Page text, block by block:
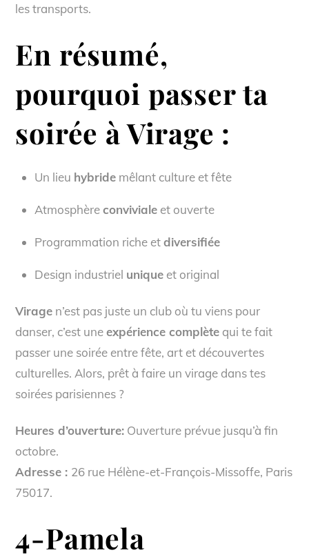
les transports.
En résumé,
pourquoi passer ta
soirée à Virage :
Un lieu hybridemêlant culture et fête
Atmosphèreconvivialeet ouverte
Programmation riche etdiversifiée
Design industriel uniqueet original
Virage n’est pas juste un club où tu viens pour
danser, c’est uneexpérience complète qui te fait
passer une soirée entre fête, art et découvertes
culturelles. Alors, prêt à faire un virage dans tes
soirées parisiennes ?
Heures d’ouverture: Ouverture prévue jusqu’à fin
octobre.
Adresse : 26 rue Hélène-et-François-Missoffe, Paris
75017.
4-Pamela